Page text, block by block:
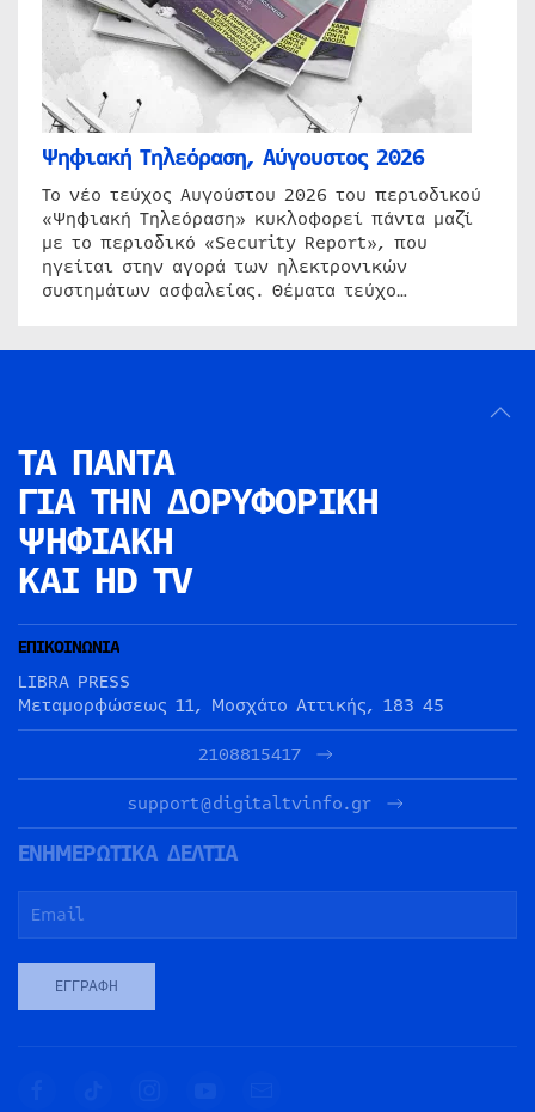
Ψηφιακή Τηλεόραση, Αύγουστος 2026
Το νέο τεύχος Αυγούστου 2026 του περιοδικού
«Ψηφιακή Τηλεόραση» κυκλοφορεί πάντα μαζί
με το περιοδικό «Security Report», που
ηγείται στην αγορά των ηλεκτρονικών
συστημάτων ασφαλείας. Θέματα τεύχο…
ΤΑ ΠΑΝΤΑ
ΓΙΑ ΤΗΝ ΔΟΡΥΦΟΡΙΚΗ
ΨΗΦΙΑΚΗ
ΚΑΙ HD TV
ΕΠΙΚΟΙΝΩΝΙΑ
LIBRA PRESS
Μεταμορφώσεως 11, Μοσχάτο Αττικής, 183 45
2108815417
support@digitaltvinfo.gr
ΕΝΗΜΕΡΩΤΙΚΑ ΔΕΛΤΙΑ
ΕΓΓΡΑΦΉ